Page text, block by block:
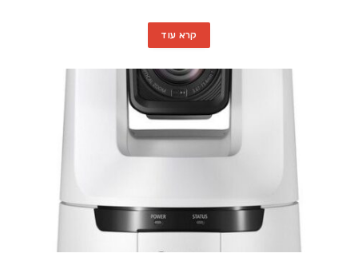
קרא עוד